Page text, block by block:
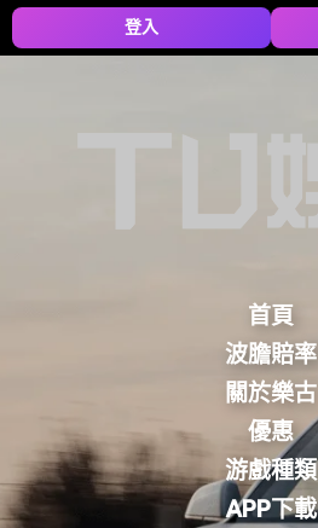
登入
首頁
波膽賠率
關於樂古
優惠
游戲種類
APP下載